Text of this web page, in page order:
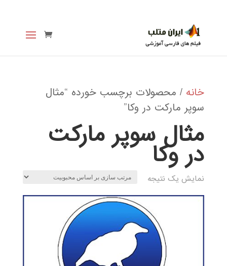
خانه / محصولات برچسب خورده “مثال
سوپر مارکت در وکا”
مثال سوپر مارکت
در وکا
نمایش یک نتیجه